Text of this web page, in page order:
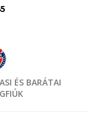
ÉS BARÁTAI